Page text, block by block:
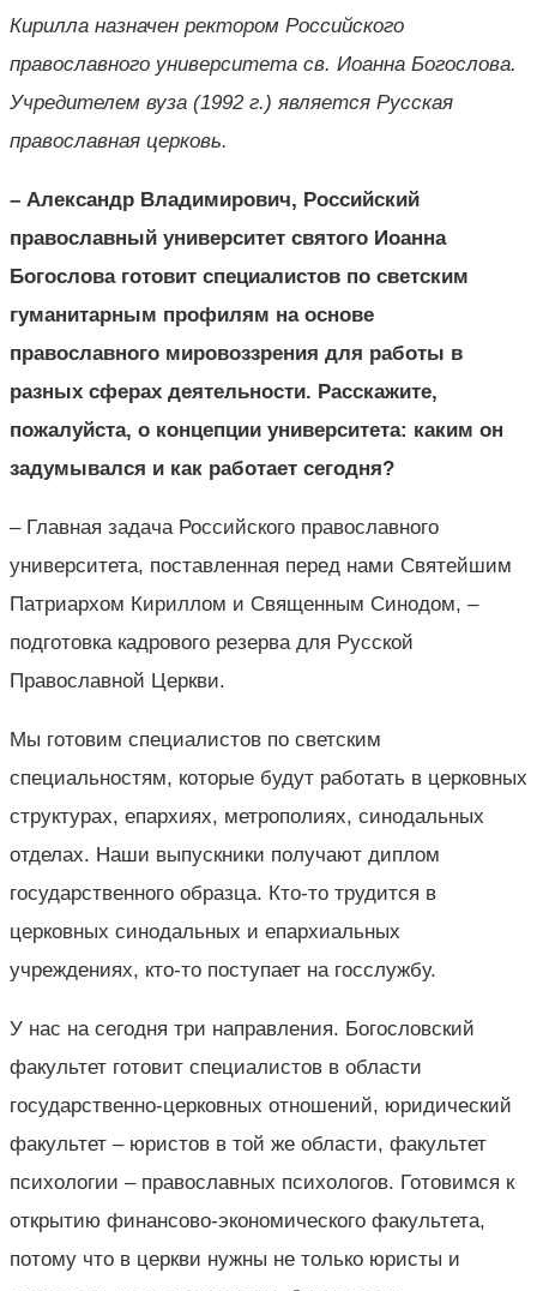
Кирилла назначен ректором Российского
православного университета св. Иоанна Богослова.
Учредителем вуза (1992 г.) является Русская
православная церковь.
– Александр Владимирович, Российский
православный университет святого Иоанна
Богослова готовит специалистов по светским
гуманитарным профилям на основе
православного мировоззрения для работы в
разных сферах деятельности. Расскажите,
пожалуйста, о концепции университета: каким он
задумывался и как работает сегодня?
– Главная задача Российского православного
университета, поставленная перед нами Святейшим
Патриархом Кириллом и Священным Синодом, –
подготовка кадрового резерва для Русской
Православной Церкви.
Мы готовим специалистов по светским
специальностям, которые будут работать в церковных
структурах, епархиях, метрополиях, синодальных
отделах. Наши выпускники получают диплом
государственного образца. Кто-то трудится в
церковных синодальных и епархиальных
учреждениях, кто-то поступает на госслужбу.
У нас на сегодня три направления. Богословский
факультет готовит специалистов в области
государственно-церковных отношений, юридический
факультет – юристов в той же области, факультет
психологии – православных психологов. Готовимся к
открытию финансово-экономического факультета,
потому что в церкви нужны не только юристы и